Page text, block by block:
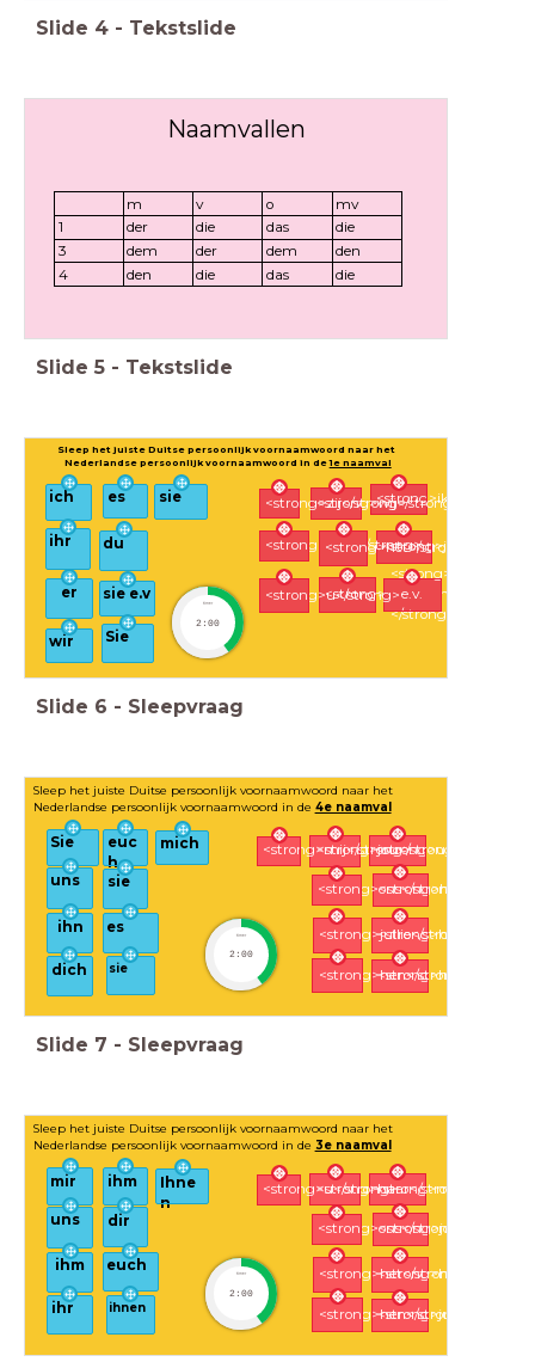
Slide 4 - Tekstslide
Naamvallen
m v o
mv
1
der die das
die
3
dem der dem
den
4
den die das die
Slide 5 - Tekstslide
Sleep het juiste Duitse persoonlijk voornaamwoord naar het
Nederlandse persoonlijk voornaamwoord in de1e naamval
timer
2:00
<strong>ik</strong>
<strong>jij</strong>
<strong>hij</strong>
<strong>zij
e.v.
</strong>
<strong>wij</strong>
<strong>jullie</strong>
<strong>het</strong>
<strong>u</strong>
<strong>zij</strong>
ich
ihr
er
es
wir
du
sie e.v
Sie
sie
Slide 6 - Sleepvraag
Sleep het juiste Duitse persoonlijk voornaamwoord naar het
Nederlandse persoonlijk voornaamwoord in de 4e naamval
timer
2:00
<strong>u</strong>
<strong>haar</strong>
<strong>hem</strong>
<strong>het</strong>
<strong>jou</strong>
<strong>ons</strong>
<strong>jullie</strong>
<strong>hen</strong>
<strong>mij</strong>
Sie
uns
ihn
euc
h
dich
sie
es
sie
mich
Slide 7 - Sleepvraag
Sleep het juiste Duitse persoonlijk voornaamwoord naar het
Nederlandse persoonlijk voornaamwoord in de 3e naamval
timer
2:00
<strong>mij</strong>
<strong>jou</strong>
<strong>hem</strong>
<strong>jullie</strong>
<strong>haar</strong>
<strong>ons</strong>
<strong>het</strong>
<strong>hen</strong>
<strong>u</strong>
mir
uns
ihm
ihm
ihr
dir
euch
ihnen
Ihne
n